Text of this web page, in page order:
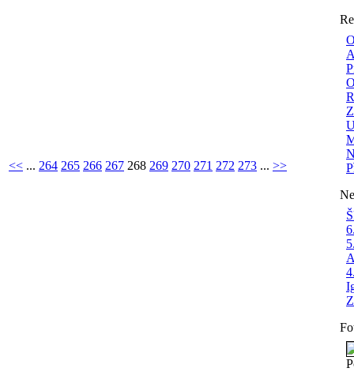
<< ... 264 265 266 267 268 269 270 271 272 273 ... >>